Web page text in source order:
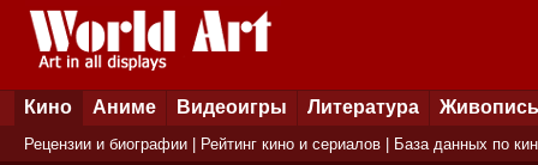
Кино Аниме Видеоигры Литература Живопись
Рецензии и биографии Рейтинг кино и сериалов База данных по